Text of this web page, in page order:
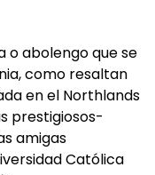
o abolengo que se
como resaltan
en el Northlands
prestigiosos-
amigas
Católica